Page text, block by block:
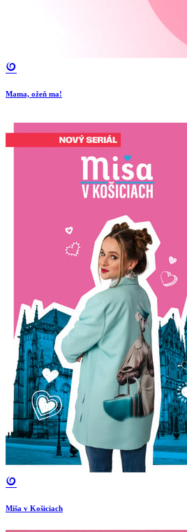
Mama, ožeň ma!
Miša v Košiciach